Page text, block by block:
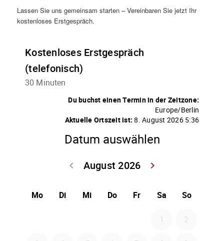
Lassen Sie uns gemeinsam starten – Vereinbaren Sie jetzt Ihr
kostenloses Erstgespräch.